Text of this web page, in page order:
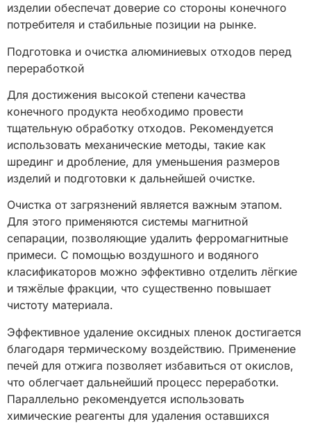
изделии обеспечат доверие со стороны конечного
потребителя и стабильные позиции на рынке.
Подготовка и очистка алюминиевых отходов перед
переработкой
Для достижения высокой степени качества
конечного продукта необходимо провести
тщательную обработку отходов. Рекомендуется
использовать механические методы, такие как
шрединг и дробление, для уменьшения размеров
изделий и подготовки к дальнейшей очистке.
Очистка от загрязнений является важным этапом.
Для этого применяются системы магнитной
сепарации, позволяющие удалить ферромагнитные
примеси. С помощью воздушного и водяного
класификаторов можно эффективно отделить лёгкие
и тяжёлые фракции, что существенно повышает
чистоту материала.
Эффективное удаление оксидных пленок достигается
благодаря термическому воздействию. Применение
печей для отжига позволяет избавиться от окислов,
что облегчает дальнейший процесс переработки.
Параллельно рекомендуется использовать
химические реагенты для удаления оставшихся